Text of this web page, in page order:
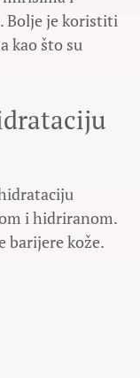
Bolje je koristiti
kao što su
i hidriranom.
barijere kože.